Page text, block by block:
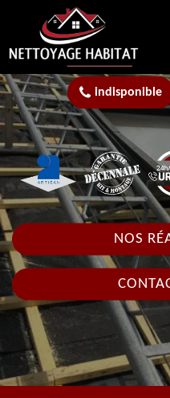
indisponible
NOS